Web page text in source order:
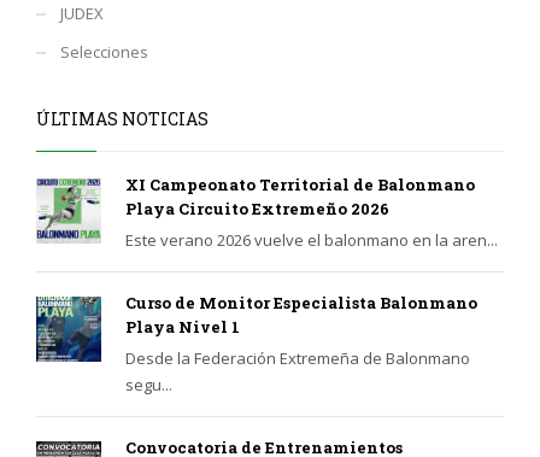
JUDEX
Selecciones
ÚLTIMAS NOTICIAS
XI Campeonato Territorial de Balonmano
Playa Circuito Extremeño 2026
Este verano 2026 vuelve el balonmano en la aren...
Curso de Monitor Especialista Balonmano
Playa Nivel 1
Desde la Federación Extremeña de Balonmano
segu...
Convocatoria de Entrenamientos